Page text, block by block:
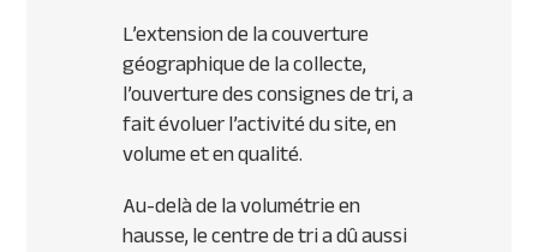
L’extension de la couverture
géographique de la collecte,
l’ouverture des consignes de tri, a
fait évoluer l’activité du site, en
volume et en qualité.
Au-delà de la volumétrie en
hausse, le centre de tri a dû aussi